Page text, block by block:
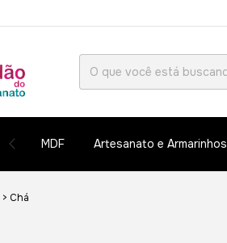
MDF Artesanato e Armarinhos
> Chá